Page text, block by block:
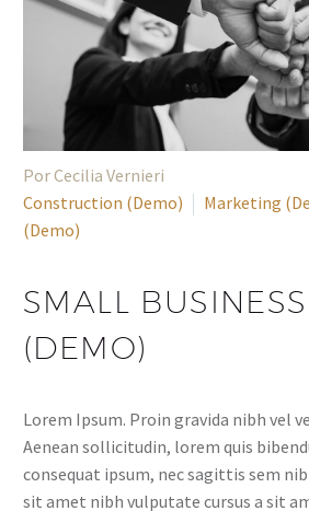
Por Cecilia Vernieri
Construction (Demo)
Marketing
(Demo)
SMALL
(DEMO)
Lorem Ipsum. Proin gravida nibh vel
Aenean sollicitudin, lorem quis
consequat ipsum, nec sagittis sem
sit amet nibh vulputate cursus a sit